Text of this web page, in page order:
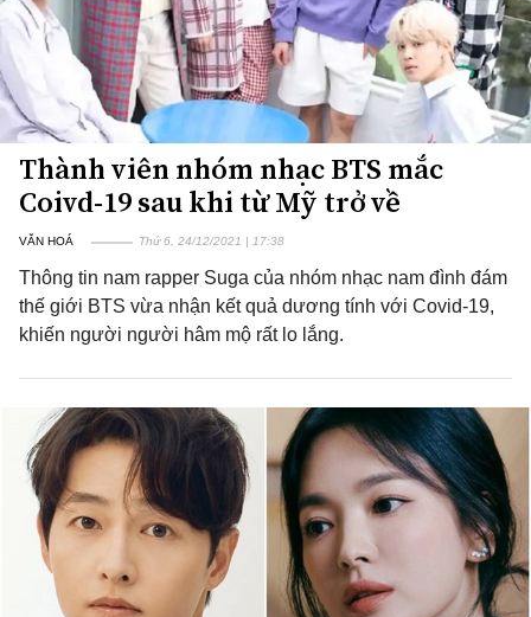
Thành viên nhóm nhạc BTS mắc
Coivd-19 sau khi từ Mỹ trở về
VĂN HOÁ Thứ 6, 24/12/2021 | 17:38
Thông tin nam rapper Suga của nhóm nhạc nam đình đám
thế giới BTS vừa nhận kết quả dương tính với Covid-19,
khiến người người hâm mộ rất lo lắng.